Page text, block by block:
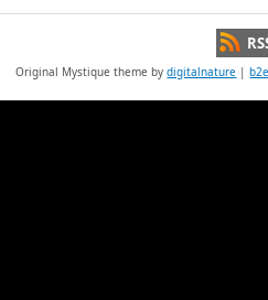
Original Mystique theme bydigitalnature |